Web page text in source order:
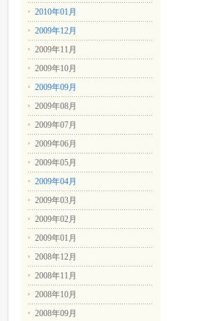
2010年01月
2009年12月
2009年11月
2009年10月
2009年09月
2009年08月
2009年07月
2009年06月
2009年05月
2009年04月
2009年03月
2009年02月
2009年01月
2008年12月
2008年11月
2008年10月
2008年09月